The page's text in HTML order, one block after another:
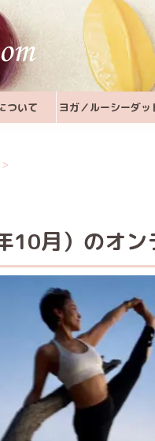
ついて ヨガ／ルーシーダッ
>
10月）のオン